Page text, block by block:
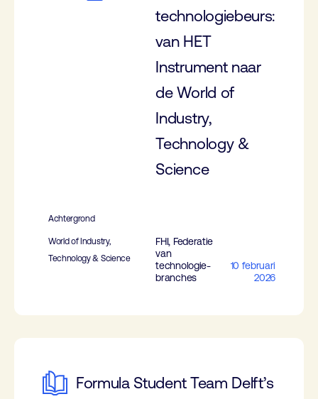
technologiebeurs:
van HET
Instrument naar
de World of
Industry,
Technology &
Science
Achtergrond
World of Industry,
Technology & Science
FHI, Federatie
van
technologie-
branches
10 februari
2026
Formula Student Team Delft’s